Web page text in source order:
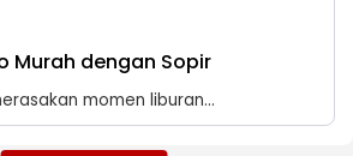
Murah dengan Sopir
momen liburan...